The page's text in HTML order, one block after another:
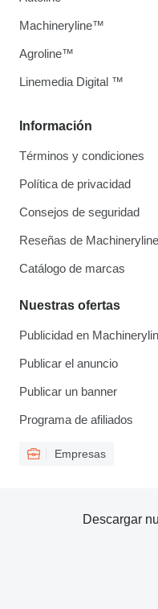
Información
Términos y condiciones
Política de privacidad
Consejos de seguridad
Reseñas de Machineryline
Catálogo de marcas
Nuestras ofertas
Publicidad en
Publicar el anuncio
Publicar un banner
Programa de afiliados
Empresas
Machineryline™
Agroline™
Linemedia Digital ™
Descargar